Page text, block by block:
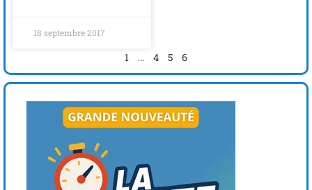
18 septembre 2017
1 … 4 5 6